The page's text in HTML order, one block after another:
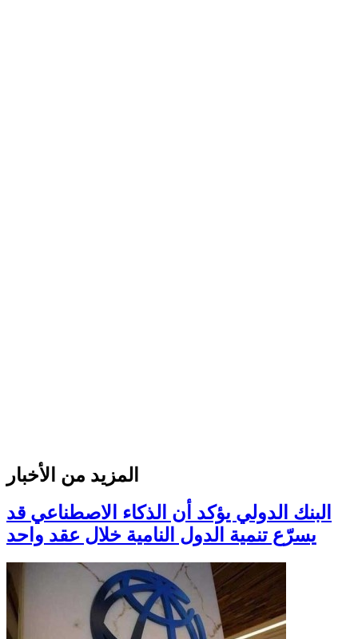
المزيد من الأخبار
البنك الدولي يؤكد أن الذكاء الاصطناعي قد
يسرّع تنمية الدول النامية خلال عقد واحد